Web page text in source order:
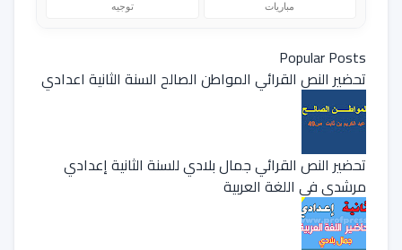
مباريات توجيه
Popular Posts
تحضير النص القرائي المواطن الصالح السنة الثانية اعدادي
تحضير النص القرائي جمال بلادي للسنة الثانية إعدادي
مرشدي في اللغة العربية